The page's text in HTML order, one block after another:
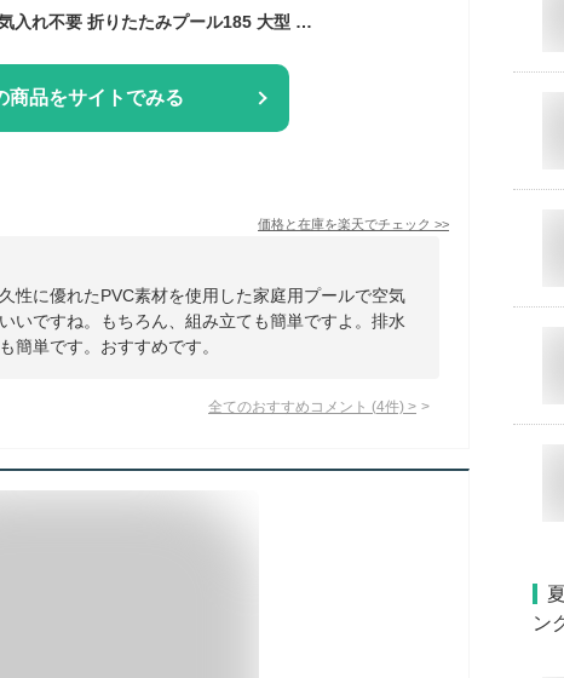
プール 折りたたみ 空気入れ不要 折りたたみプール185 大型 組立簡単 家庭用プール 子供用プール 折り畳み式 フレームプール 加厚プール ビニールプール 全6サイズ FOLDING_POOL185
商品をサイトでみる
価格と在庫を楽天でチェック >>
性に優れたPVC素材を使用した家庭用プールで空気
いですね。もちろん、組み立ても簡単ですよ。排水
簡単です。おすすめです。
全てのおすすめコメント (4件) >
ン